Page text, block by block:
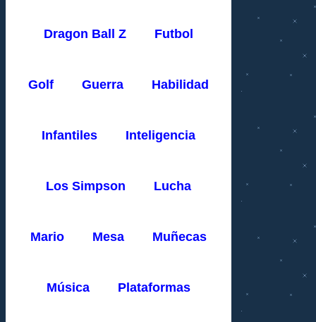
Dragon Ball Z Futbol
Golf Guerra Habilidad
Infantiles Inteligencia
Los Simpson Lucha
Mario Mesa Muñecas
Música Plataformas